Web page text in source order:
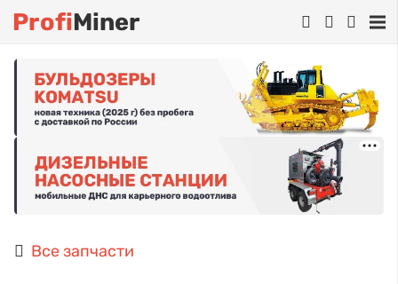
ProfiMiner
Все запчасти